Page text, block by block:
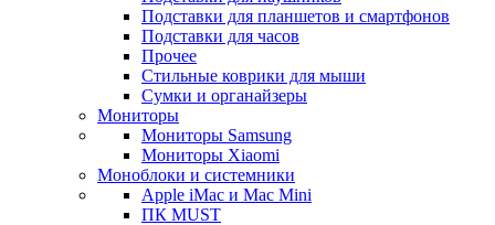
Подставки для планшетов и смартфонов
Подставки для часов
Прочее
Стильные коврики для мыши
Сумки и органайзеры
Мониторы
Мониторы Samsung
Мониторы Xiaomi
Моноблоки и системники
Apple iMac и Mac Mini
ПК MUST